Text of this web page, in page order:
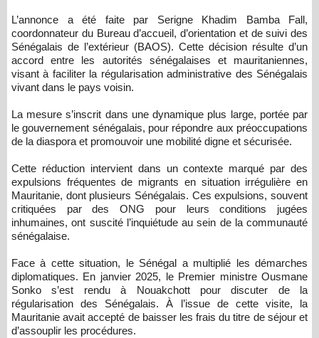
L’annonce a été faite par Serigne Khadim Bamba Fall,
coordonnateur du Bureau d’accueil, d’orientation et de suivi des
Sénégalais de l’extérieur (BAOS). Cette décision résulte d’un
accord entre les autorités sénégalaises et mauritaniennes,
visant à faciliter la régularisation administrative des Sénégalais
vivant dans le pays voisin.
La mesure s’inscrit dans une dynamique plus large, portée par
le gouvernement sénégalais, pour répondre aux préoccupations
de la diaspora et promouvoir une mobilité digne et sécurisée.
Cette réduction intervient dans un contexte marqué par des
expulsions fréquentes de migrants en situation irrégulière en
Mauritanie, dont plusieurs Sénégalais. Ces expulsions, souvent
critiquées par des ONG pour leurs conditions jugées
inhumaines, ont suscité l’inquiétude au sein de la communauté
sénégalaise.
Face à cette situation, le Sénégal a multiplié les démarches
diplomatiques. En janvier 2025, le Premier ministre Ousmane
Sonko s’est rendu à Nouakchott pour discuter de la
régularisation des Sénégalais. À l’issue de cette visite, la
Mauritanie avait accepté de baisser les frais du titre de séjour et
d’assouplir les procédures.